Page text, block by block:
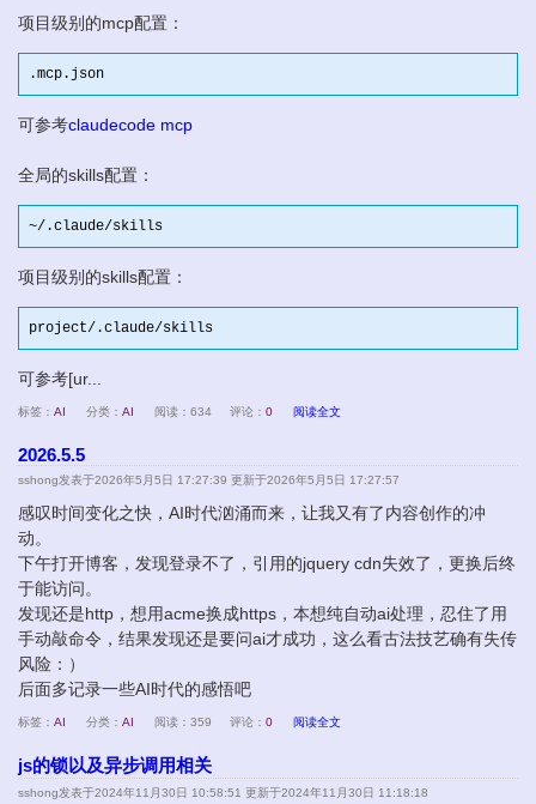
项目级别的mcp配置：
.mcp.json
可参考claudecode mcp
全局的skills配置：
~/.claude/skills
项目级别的skills配置：
project/.claude/skills
可参考[ur...
标签： AI 分类： AI 阅读：634 评论： 0 阅读全文
2026.5.5
sshong发表于2026年5月5日 17:27:39 更新于2026年5月5日 17:27:57
感叹时间变化之快，AI时代汹涌而来，让我又有了内容创作的冲
动。
下午打开博客，发现登录不了，引用的jquery cdn失效了，更换后终
于能访问。
发现还是http，想用acme换成https，本想纯自动ai处理，忍住了用
手动敲命令，结果发现还是要问ai才成功，这么看古法技艺确有失传
风险：）
后面多记录一些AI时代的感悟吧
标签： AI 分类： AI 阅读：359 评论： 0 阅读全文
js的锁以及异步调用相关
sshong发表于2024年11月30日 10:58:51 更新于2024年11月30日 11:18:18